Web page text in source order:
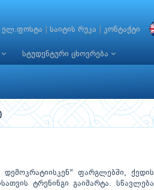
ელ.ფოსტა საიტის რუკა კონტაქტი
სტუდენტური ცხოვრება
ფარგლებში, ქედის
ტრენინგი გაიმარტა. სწავლება